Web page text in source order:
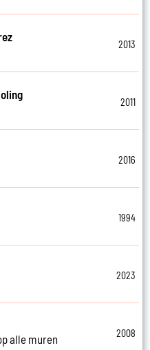
2013
2011
2016
1994
2023
alle muren
2008